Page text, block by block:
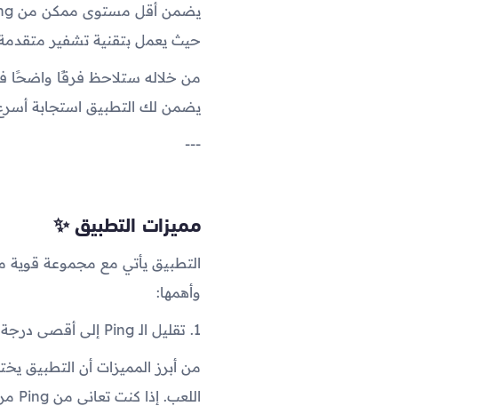
حيث يعمل بتقنية تشفير
من خلاله ستلاحظ فرقًا واضحًا
يضمن لك التطبيق استجابة أسرع
---
مميزات التطبيق ✨
التطبيق يأتي مع مجموعة قوية من
وأهمها:
1. تقليل الـ Ping إلى أقصى درجة ممكنة ⚡
من أبرز المميزات أن التطبيق
اللعب. إذا كنت تعاني من Ping مرتفع، فسوف تلاحظ فرقًا كبيرًا فور تشغيل التطبيق.